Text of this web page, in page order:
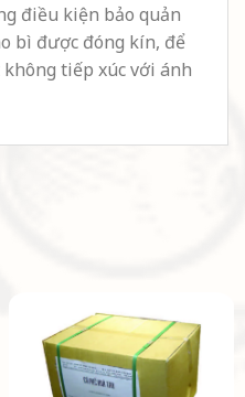
điều kiện bảo quản
bì được đóng kín, để
tiếp xúc với ánh